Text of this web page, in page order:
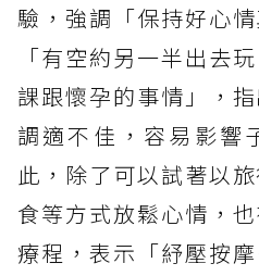
驗，強調「保持好心
「有空約另一半出去
課跟懷孕的事情」，
調適不佳，容易影響
此，除了可以試著以
食等方式放鬆心情，也
療程，表示「紓壓按